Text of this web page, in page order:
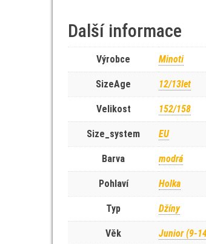
Další informace
Výrobce Minoti
SizeAge 12/13let
Velikost 152/158
Size_system EU
Barva modrá
Pohlaví Holka
Typ Džíny
Věk Junior (9-